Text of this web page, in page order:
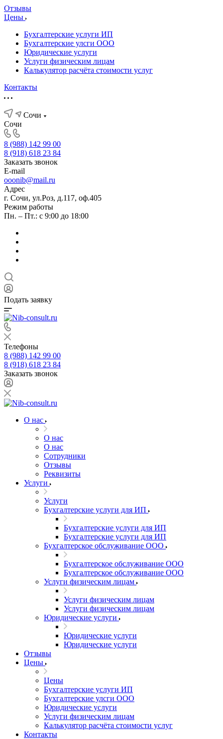
Отзывы
Цены
Бухгалтерские услуги ИП
Бухгалтерские улсги ООО
Юридические услуги
Услуги физическим лицам
Калькулятор расчёта стоимости услуг
Контакты
Сочи
Сочи
8 (988) 142 99 00
8 (918) 618 23 84
Заказать звонок
E-mail
ooonib@mail.ru
Адрес
г. Сочи, ул.Роз, д.117, оф.405
Режим работы
Пн. – Пт.: с 9:00 до 18:00
Подать заявку
Телефоны
8 (988) 142 99 00
8 (918) 618 23 84
Заказать звонок
О нас
О нас
О нас
Сотрудники
Отзывы
Реквизиты
Услуги
Услуги
Бухгалтерские услуги для ИП
Бухгалтерские услуги для ИП
Бухгалтерские услуги для ИП
Бухгалтерское обслуживание ООО
Бухгалтерское обслуживание ООО
Бухгалтерское обслуживание ООО
Услуги физическим лицам
Услуги физическим лицам
Услуги физическим лицам
Юридические услуги
Юридические услуги
Юридические услуги
Отзывы
Цены
Цены
Бухгалтерские услуги ИП
Бухгалтерские улсги ООО
Юридические услуги
Услуги физическим лицам
Калькулятор расчёта стоимости услуг
Контакты